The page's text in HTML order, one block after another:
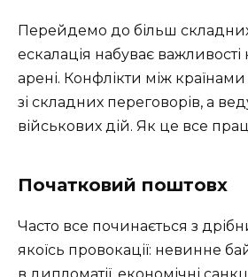
Перейдемо до більш складних
ескалація набуває
арені. Конфлікти між
зі складних переговорів, а
військових дій. Як це все
Початковий поштовх
Часто все починається з
якоїсь провокації: невинне